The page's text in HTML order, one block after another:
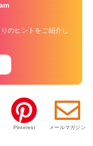
のヒントをご紹介し
Pinterest メールマガジン